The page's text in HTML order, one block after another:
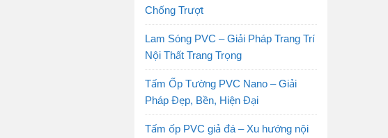
Chống Trượt
Lam Sóng PVC – Giải Pháp Trang Trí
Nội Thất Trang Trọng
Tấm Ốp Tường PVC Nano – Giải
Pháp Đẹp, Bền, Hiện Đại
Tấm ốp PVC giả đá – Xu hướng nội